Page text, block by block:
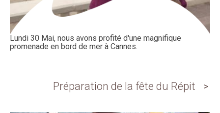
Lundi 30 Mai, nous avons profité d'une magnifique
promenade en bord de mer à Cannes.
Préparation de la fête du Répit